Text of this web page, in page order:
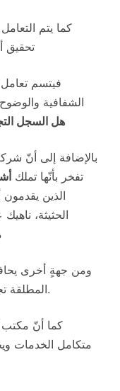
كما يتم
تحقيق
فيتسم
الشفافية
هل السجل
بالإضافة إلى أنّ
تفخر بأنّها تملك
الذين
الحثيثة،
ومن جهةٍ أخرى
المطلقة تجاه كل المعلومات التي تخص الموكلين.
كما أنّ مكتب
متكامل الخدمات